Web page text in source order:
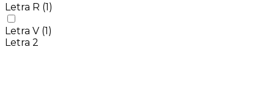
Letra R (1)
Letra V (1)
Letra 2